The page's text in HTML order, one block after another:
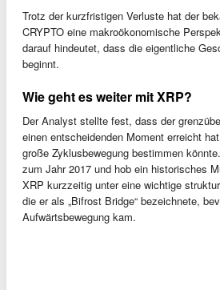
Trotz der kurzfristigen Verluste hat der
CRYPTO eine makroökonomische
darauf hindeutet, dass die eigentliche
beginnt.
Wie geht es weiter mit XRP?
Der Analyst stellte fest, dass der
einen entscheidenden Moment erreicht
große Zyklusbewegung bestimmen
zum Jahr 2017 und hob ein historisches
XRP kurzzeitig unter eine wichtige
die er als „Bifrost Bridge“ bezeichnete,
Aufwärtsbewegung kam.